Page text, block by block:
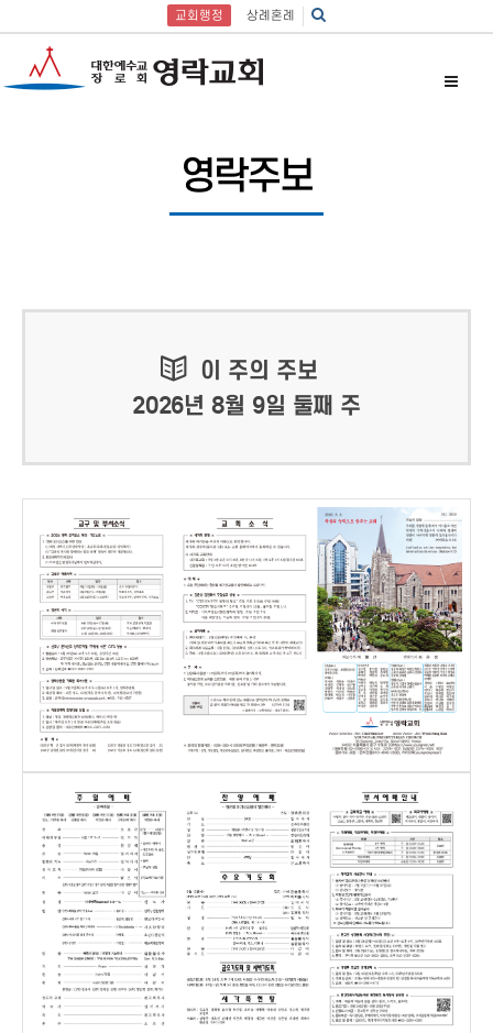
교회행정 상례혼례
영락주보
이 주의 주보
2026년 8월 9일 둘째 주